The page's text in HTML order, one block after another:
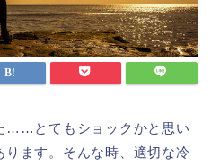
……とてもショックかと思い
ります。そんな時、適切な冷